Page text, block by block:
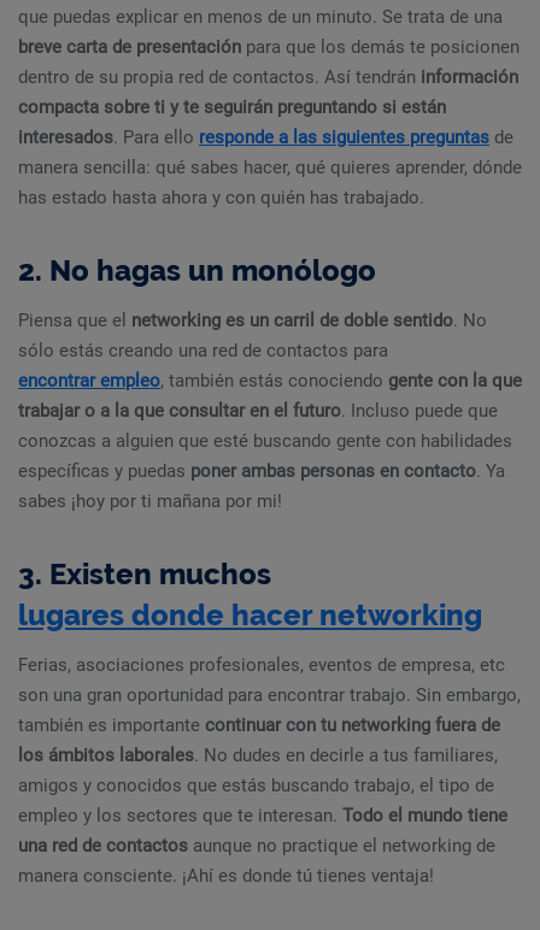
que puedas explicar en menos de un minuto. Se trata de una
breve carta de presentación para que los demás te posicionen
dentro de su propia red de contactos. Así tendrán información
compacta sobre ti y te seguirán preguntando si están
interesados. Para ello responde a las siguientes preguntas de
manera sencilla: qué sabes hacer, qué quieres aprender, dónde
has estado hasta ahora y con quién has trabajado.
2. No hagas un monólogo
Piensa que el networking es un carril de doble sentido. No
sólo estás creando una red de contactos para
encontrar empleo, también estás conociendo gente con la que
trabajar o a la que consultar en el futuro. Incluso puede que
conozcas a alguien que esté buscando gente con habilidades
específicas y puedas poner ambas personas en contacto. Ya
sabes ¡hoy por ti mañana por mi!
3. Existen muchos
lugares donde hacer networking
Ferias, asociaciones profesionales, eventos de empresa, etc
son una gran oportunidad para encontrar trabajo. Sin embargo,
también es importante continuar con tu networking fuera de
los ámbitos laborales. No dudes en decirle a tus familiares,
amigos y conocidos que estás buscando trabajo, el tipo de
empleo y los sectores que te interesan. Todo el mundo tiene
una red de contactos aunque no practique el networking de
manera consciente. ¡Ahí es donde tú tienes ventaja!